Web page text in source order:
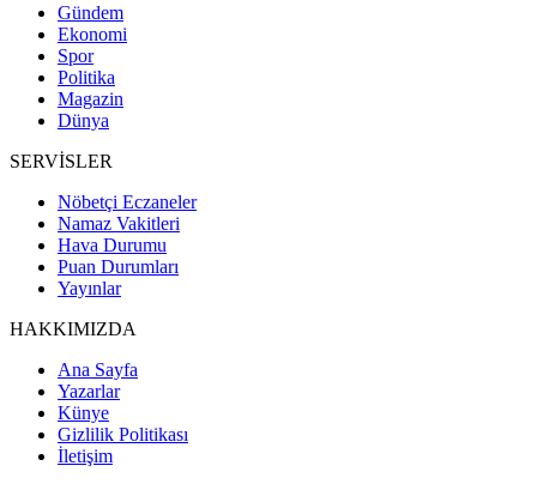
Gündem
Ekonomi
Spor
Politika
Magazin
Dünya
SERVİSLER
Nöbetçi Eczaneler
Namaz Vakitleri
Hava Durumu
Puan Durumları
Yayınlar
HAKKIMIZDA
Ana Sayfa
Yazarlar
Künye
Gizlilik Politikası
İletişim